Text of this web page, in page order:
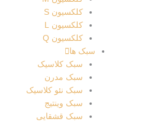
کلکسیون S
کلکسیون L
کلکسیون Q
سبک ها
سبک کلاسیک
سبک مدرن
سبک نئو کلاسیک
سبک وینتیج
سبک قشقایی